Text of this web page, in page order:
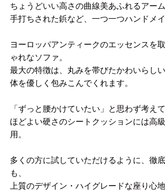
ちょうどいい高さの曲線美あふれるアーム
手打ちされた鋲など、一つ一つハンドメ
ヨーロッパアンティークのエッセンスを
ゃれなソファ。
最大の特徴は、丸みを帯びたかわいらし
体を優しく包みこんでくれます。
「ずっと腰かけていたい」と思わず考え
ほどよい硬さのシートクッションには高
用。
多くの方に試していただけるように、徹
も、
上質のデザイン・ハイグレードな座り心